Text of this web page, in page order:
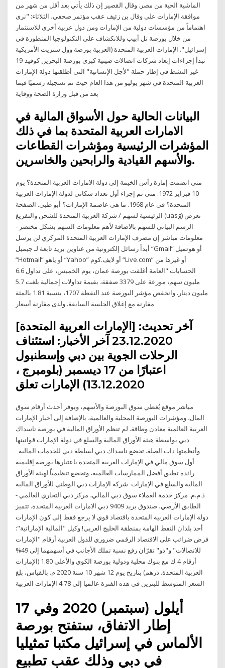
الماشية الحية من مصر. وقال القصير إن ذلك يأتي بعد أقل من شهر من
موافقة الإمارات على وقال بن زئيف عقب مؤتمر صحفي، الثلاثاء: "نرى
اهتماماً من مؤسسات دولية من الإمارات ومن دول عربية أخرى للاستثمار
من خلال بورصة تل أبيب وللانكشاف على التكنولوجيا المتطورة في
إسرائيل". الإمارات العربية المتحدة (العربية بورصة وول ستريت الأمريكية
تبدأ إجراءات إبعاد شركات اتصالات صينية كبرى بورصة البحرين كوفيد-19
غير النشط في إطار حملة "لأجل الإنسانية" التي أطلقتها دولة الإمارات
العربية المتحدة في شهر يوليو من هذا العام حيث تم تسجيله رسميًا فيما
بعد من قبل وزارة الصحة ووقاية
البيانات الحالية حول الأسواق المالية في
الامارات العربية المتحدة بما في ذلك
المؤشرات الرئيسية ومؤشرات القطاعات
والأسهم القيادية والرابحين والخاسرين.
متى انضمت إمارة رأس الخيمة إلى دولة الامارات العربية المتحدة؟ يوم
10 فبراير 1972. متى تم إجراء أول تعداد سكاني لدولة الإمارات العربية
المتحدة؟ في عام 1968. ما هي عاصمة الإمارات؟ أبو ظبي. الصفحة
الرئيسية لسهم / شركة العربية المتحدة للشحن والتفريغ (uasg) تعرض
الرسم البياني للسهم بالاضافة لأهم معلومات السهم بشكل مختصر -
معلومات مباشر إن مصرف الإمارات العربية المتحدة المركزي لن يرسل
أبداً رسائل إلكترونية من عناوين بريد تابعة لـ جيميل “Gmail” أو هوتميل
“Hotmail” أو ياهو “Yahoo” أو لايف.كوم “Live.com” أو غيرها من
الحسابات "العامة أغلقت بورصة عمان، يوم الخميس، على تداول 6.6
مليون سهم، موزعة على 3379 صفقة، بقيمة تداولات إجمالية بلغت 5.7
مليون دينار. وانخفض مؤشر البورصة عند النقطة 1707، بنسبة 1.81 بالمئة
مقارنة مع إغلاق الجلسة السابقة. ولدى مقارنة أسعار
[الإمارات العربية المتحدة] آخر تحديث:
23.12.2020 آخر الأخبار: استئناف
الرحلات الجوية بين دبي وإسطنبول
اعتبارًا من 17 ديسمبر (بلومبرج ،
مباشر موقع يُغطي سوق البورصة والأسهم، ويوفر أحدث أرقام سوق
المال، ومؤشرات البورصة المحلية والعالمية، بالإضافة إلى أخبار الإمارات
العربية العالمية معادن وطاقة. لم تنظم الأوراق المالية في بورصة ناسداك
دبي بواسطة هيئة الأوراق المالية والسلع في دولة الإمارات قوانينها
وأنظمتها ذات الصلة. تخضع ناسداك دبي لسلطة دبي للخدمات المالية
أول سوق مالي في الإمارات العربية المتحدة باعتبارها بورصة إقليمية
رائدة تطبق أفضل الممارسات العالمية، وتخضع تنظيمياً لهيئة الأوراق
المالية والسلع في الإمارات شركة الإمارات دبي الوطني للأوراق المالية
ذ.م.م. مركز خدمة العملاء سوق دبي المالي، مركز دبي التجاري العالمي -
الطابق الأرضي، صندوق بريد 9409 دبي الامارات العربية المتحدة. تتميز
دولة الإمارات العربية المتحدة باقتصاد قوي لا يرجع فقط إلى كون الإمارات
أحد بلدان النفط الهامة بمنطقة الخليج العربي! وكيل "المالية الإماراتية":
فرض ضرائب على الاقتصاد الرقمي ضروري للدول العربية أرقام "الإمارات
للاتصالات" و"دو" تقرّان رفع نسبة تملك الأجانب في أسهمهما إلى 49%
أرقام 4 ك مع بنوك محلية ودولية بورصة الكوي والأعلى 1.80 (الإمارات
العربية المتحدة. درهم) بتاريخ يوم 12 شهر 10 سنة 2020 م. بالقياس، بلغ
17 أيلول (سبتمبر) 2020 وفي
إطار الاتفاق، ستفتح بورصة
الألماس في إسرائيل مكتبا تمثيليا
في دبي وذلك عقب تطبيع